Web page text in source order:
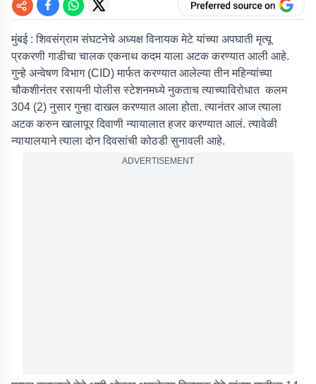
मुंबई : शिवसंग्राम संघटनेचे अध्यक्ष विनायक मेटे यांच्या अपघाती मृत्यू
प्रकरणी गाडीचा चालक एकनाथ कदम याला अटक करण्यात आली आहे.
गुन्हे अन्वेषण विभाग (CID) मार्फत करण्यात आलेल्या तीन महिन्यांच्या
चौकशीनंतर रसायनी पोलीस स्टेशनमध्ये नुकताच त्याच्याविरोधात कलम
304 (2) नुसार गुन्हा दाखल करण्यात आला होता. त्यानंतर आज त्याला
अटक करुन खालापूर दिवाणी न्यायालात हजर करण्यात आलं. त्यावेळी
न्यायालयाने त्याला दोन दिवसांची कोठडी सुनावली आहे.
ADVERTISEMENT